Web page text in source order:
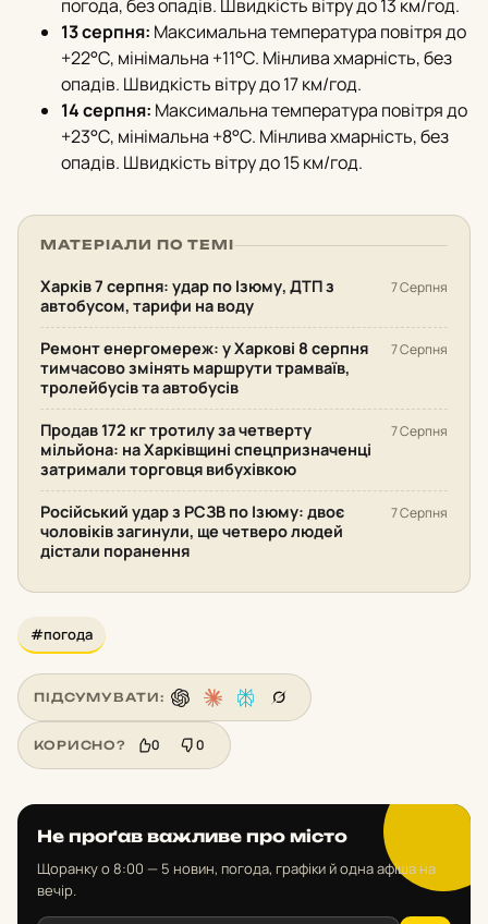
погода, без опадів. Швидкість вітру до 13 км/год.
13 серпня: Максимальна температура повітря до
+22°С, мінімальна +11°С. Мінлива хмарність, без
опадів. Швидкість вітру до 17 км/год.
14 серпня: Максимальна температура повітря до
+23°С, мінімальна +8°С. Мінлива хмарність, без
опадів. Швидкість вітру до 15 км/год.
МАТЕРІАЛИ ПО ТЕМІ
Харків 7 серпня: удар по Ізюму, ДТП з
автобусом, тарифи на воду
7 Серпня
Ремонт енергомереж: у Харкові 8 серпня
тимчасово змінять маршрути трамваїв,
тролейбусів та автобусів
7 Серпня
Продав 172 кг тротилу за четверту
мільйона: на Харківщині спецпризначенці
затримали торговця вибухівкою
7 Серпня
Російський удар з РСЗВ по Ізюму: двоє
чоловіків загинули, ще четверо людей
дістали поранення
7 Серпня
#погода
ПІДСУМУВАТИ:
КОРИСНО? 0 0
Не проґав важливе про місто
Щоранку о 8:00 — 5 новин, погода, графіки й одна афіша на
вечір.